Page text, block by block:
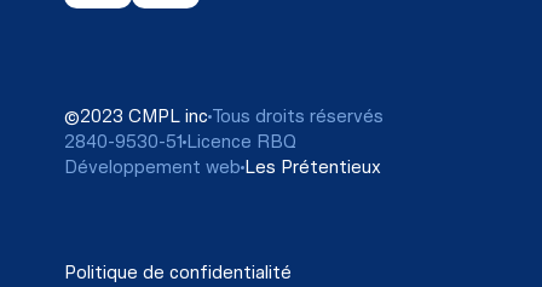
©2023 CMPL inc Tous droits réservés
2840-9530-51 Licence RBQ
Développement web Les Prétentieux
Politique de confidentialité